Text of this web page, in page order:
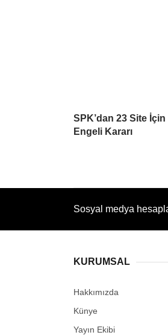
SPK’dan 23 Site
Engeli Kararı
Sosyal medya
KURUMSAL
Hakkımızda
Künye
Yayın Ekibi